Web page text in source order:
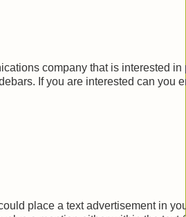
company that is interested
If you are interested can you
place a text advertisement in